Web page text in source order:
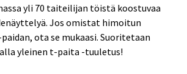
yli 70 taiteilijan töistä koostuvaa
Jos omistat himoitun
ota se mukaasi. Suoritetaan
yleinen t-paita -tuuletus!